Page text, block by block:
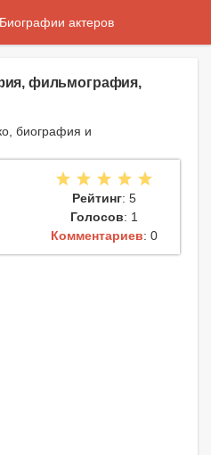
фильмография,
Рейтинг: 5
Голосов: 1
Комментариев: 0